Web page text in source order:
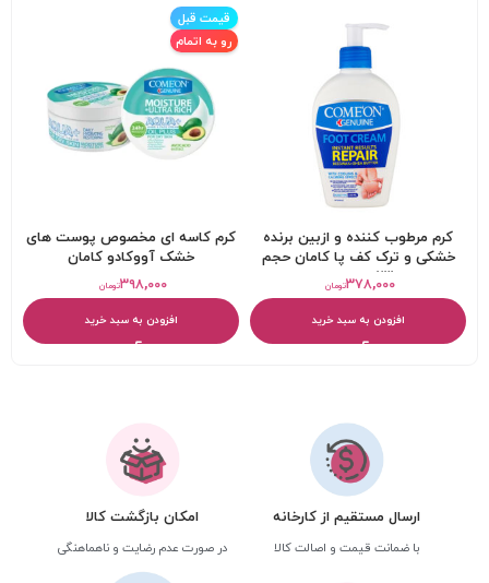
کرم مرطوب کننده و ازبین برنده
خشکی و ترک کف پا کامان حجم
230 میلی‌ لیتر
تومان۳۷۸,۰۰۰
افزودن به سبد خرید
قیمت قبل
رو به اتمام
کرم کاسه ای مخصوص پوست های
خشک آووکادو کامان
تومان۳۹۸,۰۰۰
افزودن به سبد خرید
ارسال مستقیم از کارخانه
با ضمانت قیمت و اصالت کالا
امکان بازگشت کالا
در صورت عدم رضایت و ناهماهنگی